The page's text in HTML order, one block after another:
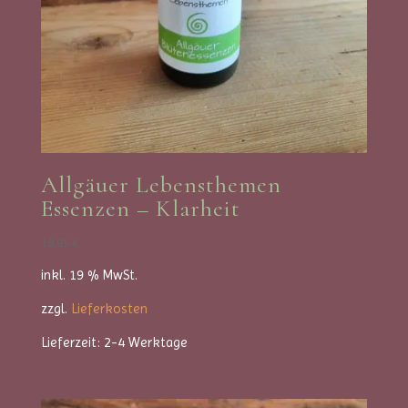
Allgäuer Lebensthemen
Essenzen – Klarheit
18,95 €
inkl. 19 % MwSt.
zzgl. Lieferkosten
Lieferzeit: 2-4 Werktage